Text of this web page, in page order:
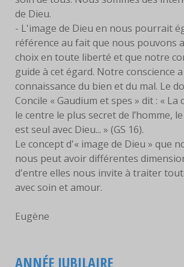
de Dieu.
- L'image de Dieu en nous pourrait
référence au fait que nous pouvons
choix en toute liberté et que notre
guide à cet égard. Notre conscience
connaissance du bien et du mal. Le
Concile « Gaudium et spes » dit : « La
le centre le plus secret de l’homme,
est seul avec Dieu... » (GS 16).
Le concept d'« image de Dieu » que
nous peut avoir différentes
d'entre elles nous invite à traiter
avec soin et amour.
Eugène
ANNÉE JUBILAIRE